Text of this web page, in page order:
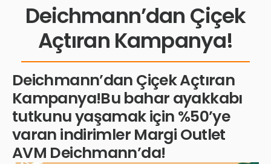
Deichmann’dan Çiçek
Açtıran Kampanya!
Deichmann’dan Çiçek Açtıran
Kampanya!Bu bahar ayakkabı
tutkunu yaşamak için %50’ye
varan indirimler Margi Outlet
AVM Deichmann’da!